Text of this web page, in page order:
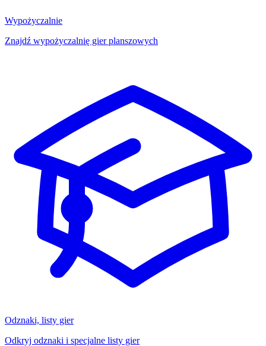
Wypożyczalnie
Znajdź wypożyczalnię gier planszowych
Odznaki, listy gier
Odkryj odznaki i specjalne listy gier